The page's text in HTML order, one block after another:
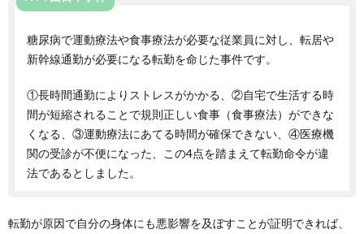
糖尿病で運動療法や食事療法が必要な従業員に対し、転居や
新幹線通勤が必要になる転勤を命じた事件です。
①長時間通勤によりストレスがかかる、②自宅で生活する時
間が短縮されることで規則正しい食事（食事療法）ができな
くなる、③運動療法にあてる時間が確保できない、④医療機
関の受診が不便になった、この4点を踏まえて転勤命令が違
法であるとしました。
転勤が原因で自分の身体にも悪影響を及ぼすことが証明できれば、